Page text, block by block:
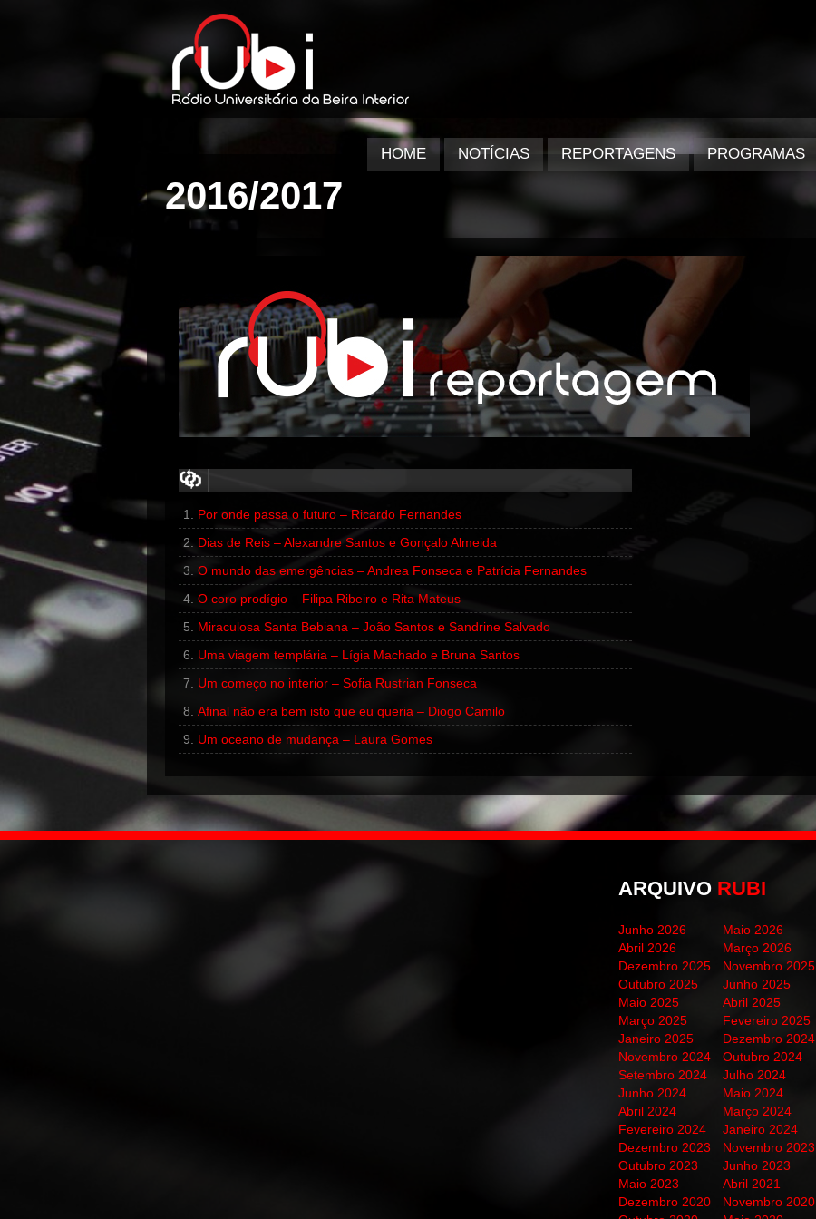
HOME NOTÍCIAS REPORTAGENS PROGRAMAS
2016/2017
00:00 /
00:00
00:00/00:00
Por onde passa o futuro – Ricardo Fernandes
Dias de Reis – Alexandre Santos e Gonçalo Almeida
O mundo das emergências – Andrea Fonseca e Patrícia Fernandes
O coro prodígio – Filipa Ribeiro e Rita Mateus
Miraculosa Santa Bebiana – João Santos e Sandrine Salvado
Uma viagem templária – Lígia Machado e Bruna Santos
Um começo no interior – Sofia Rustrian Fonseca
Afinal não era bem isto que eu queria – Diogo Camilo
Um oceano de mudança – Laura Gomes
ARQUIVO RUBI
Junho 2026
Maio 2026
Abril 2026
Março 2026
Dezembro 2025
Novembro 2025
Outubro 2025
Junho 2025
Maio 2025
Abril 2025
Março 2025
Fevereiro 2025
Janeiro 2025
Dezembro 2024
Novembro 2024
Outubro 2024
Setembro 2024
Julho 2024
Junho 2024
Maio 2024
Abril 2024
Março 2024
Fevereiro 2024
Janeiro 2024
Dezembro 2023
Novembro 2023
Outubro 2023
Junho 2023
Maio 2023
Abril 2021
Dezembro 2020
Novembro 2020